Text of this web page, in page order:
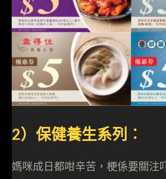
2）保健養生系列︰
媽咪成日都咁辛苦，梗係要關注